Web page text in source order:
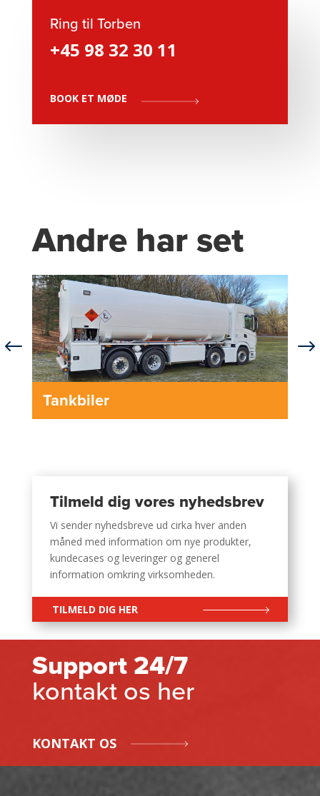
Ring til Torben
+45 98 32 30 11
BOOK ET MØDE
Andre har set
Tankbiler
# $
Tilmeld dig vores nyhedsbrev
Vi sender nyhedsbreve ud cirka hver anden
måned med information om nye produkter,
kundecases og leveringer og generel
information omkring virksomheden.
TILMELD DIG HER
Support 24/7
kontakt os her
KONTAKT OS